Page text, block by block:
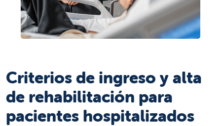
Criterios de ingreso y alta
de rehabilitación para
pacientes hospitalizados